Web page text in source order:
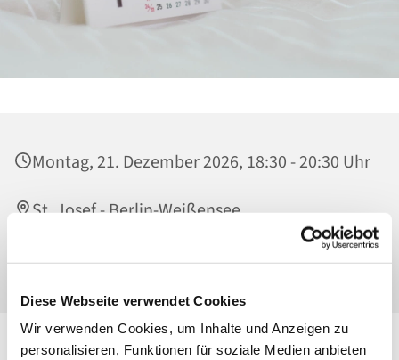
Diese Webseite verwendet Cookies
Wir verwenden Cookies, um Inhalte und Anzeigen zu
personalisieren, Funktionen für soziale Medien anbieten
Montag, 21. Dezember 2026, 18:30 - 20:30 Uhr
St. Josef - Berlin-Weißensee,
Begegnungszentrum, Behaimstraße 39,
13086 Berlin